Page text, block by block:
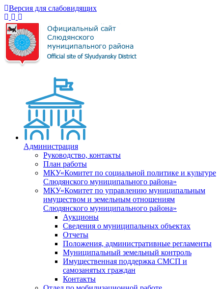
Версия для слабовидящих
Администрация
Руководство, контакты
План работы
МКУ«Комитет по социальной политике и культуре
Слюдянского муниципального района»
МКУ«Комитет по управлению муниципальным
имуществом и земельным отношениям
Слюдянского муниципального района»
Аукционы
Сведения о муниципальных объектах
Отчеты
Положения, административные регламенты
Муниципальный земельный контроль
Имущественная поддержка СМСП и
самозанятых граждан
Контакты